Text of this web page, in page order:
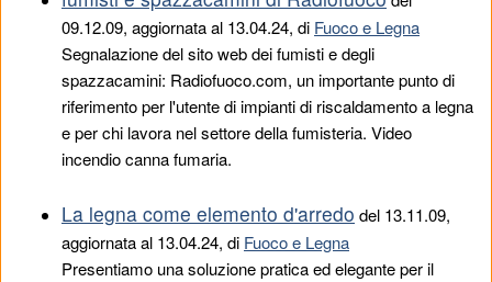
09.12.09, aggiornata al 13.04.24, di Fuoco e Legna
Segnalazione del sito web dei fumisti e degli
spazzacamini: Radiofuoco.com, un importante punto di
riferimento per l'utente di impianti di riscaldamento a legna
e per chi lavora nel settore della fumisteria. Video
incendio canna fumaria.
La legna come elemento d'arredo del 13.11.09,
aggiornata al 13.04.24, di Fuoco e Legna
Presentiamo una soluzione pratica ed elegante per il